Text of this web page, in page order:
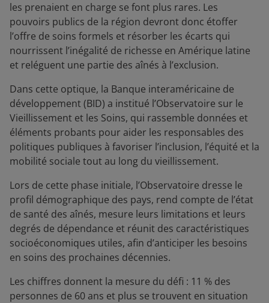
les prenaient en charge se font plus rares. Les
pouvoirs publics de la région devront donc étoffer
l’offre de soins formels et résorber les écarts qui
nourrissent l’inégalité de richesse en Amérique latine
et reléguent une partie des aînés à l’exclusion.
Dans cette optique, la Banque interaméricaine de
développement (BID) a institué l’Observatoire sur le
Vieillissement et les Soins, qui rassemble données et
éléments probants pour aider les responsables des
politiques publiques à favoriser l’inclusion, l’équité et la
mobilité sociale tout au long du vieillissement.
Lors de cette phase initiale, l’Observatoire dresse le
profil démographique des pays, rend compte de l’état
de santé des aînés, mesure leurs limitations et leurs
degrés de dépendance et réunit des caractéristiques
socioéconomiques utiles, afin d’anticiper les besoins
en soins des prochaines décennies.
Les chiffres donnent la mesure du défi : 11 % des
personnes de 60 ans et plus se trouvent en situation